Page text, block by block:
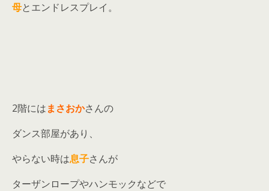
母とエンドレスプレイ。
2階にはまさおかさんの
ダンス部屋があり、
やらない時は息子さんが
ターザンロープやハンモックなどで